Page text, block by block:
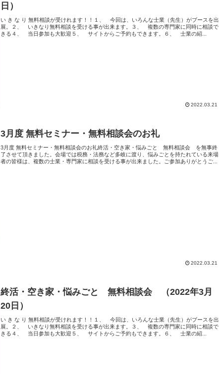
日）
い き な り 無料相談が受けれます！！１、 今回は、いろんな士業（先生）がブースを出
展。２、 いきなり無料相談を受ける事が出来ます。３、 複数の専門家に同時に相談で
きる４、 当日参加も大歓迎５、 サイトからご予約もできます。６、 士業の紹...
2022.03.21
3月度 無料セミナー・無料相談会のお礼
3月度 無料セミナー・無料相談会のお礼終活・空き家・悩みごと 無料相談会 を無事終
了させて頂きました。会場では税務・法務など多岐に渡り、悩みごとを持たれている来場
者の皆様は、複数の士業・専門家に相談を受ける事が出来ました。ご参加ありがとうご...
2022.03.21
終活・空き家・悩みごと 無料相談会 （2022年3月
20日）
い き な り 無料相談が受けれます！！１、 今回は、いろんな士業（先生）がブースを出
展。２、 いきなり無料相談を受ける事が出来ます。３、 複数の専門家に同時に相談で
きる４、 当日参加も大歓迎５、 サイトからご予約もできます。６、 士業の紹...